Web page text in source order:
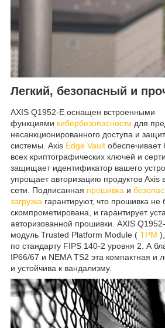
Легкий, безопасный и
AXIS Q1952-E оснащен встроенными
функциями кибербезопасности для
несанкционированного доступа и
системы. Axis Edge Vault обеспечивает
всех криптографических ключей и
защищает идентификатор вашего
упрощает авторизацию продуктов Axis
сети. Подписанная прошивка и
загрузка гарантируют, что прошивка не
скомпрометирована, и гарантирует
авторизованной прошивки. AXIS
модуль Trusted Platform Module ( TPM
по стандарту FIPS 140-2 уровня 2. А
IP66/67 и NEMA TS2 эта компактная и
и устойчива к вандализму.